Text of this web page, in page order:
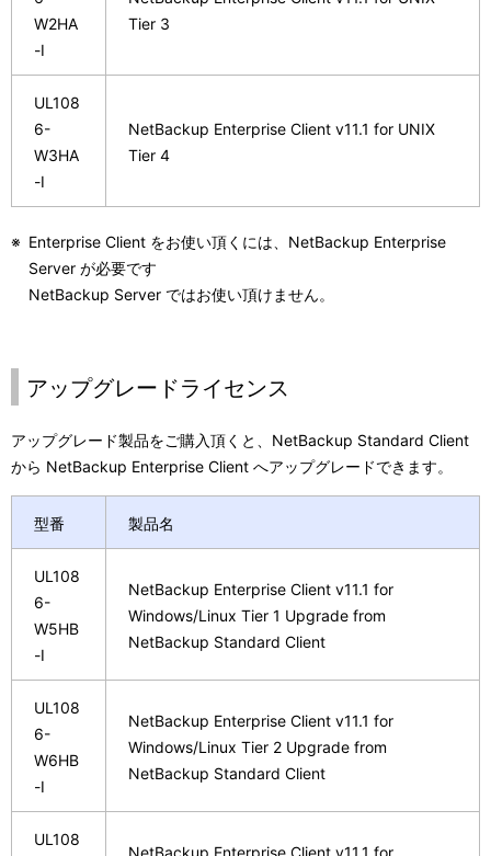
W2HA
-I
Tier 3
UL108
6-
W3HA
-I
NetBackup Enterprise Client v11.1 for UNIX
Tier 4
※ Enterprise Client をお使い頂くには、NetBackup Enterprise
Server が必要です
NetBackup Server ではお使い頂けません。
アップグレードライセンス
アップグレード製品をご購入頂くと、NetBackup Standard Client
から NetBackup Enterprise Client へアップグレードできます。
型番 製品名
UL108
6-
W5HB
-I
NetBackup Enterprise Client v11.1 for
Windows/Linux Tier 1 Upgrade from
NetBackup Standard Client
UL108
6-
W6HB
-I
NetBackup Enterprise Client v11.1 for
Windows/Linux Tier 2 Upgrade from
NetBackup Standard Client
UL108
NetBackup Enterprise Client v11.1 for